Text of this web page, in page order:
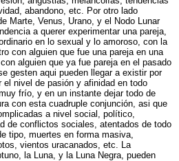
abandono, etc. Por otro lado
Marte, Venus, Urano, y el Nodo Lunar
a querer experimentar una pareja,
en lo sexual y lo amoroso, con la
con alguien que fue una pareja en una
alguien que ya fue pareja en el pasado
gesten aqui pueden llegar a existir por
el nivel de pasión y afinidad en todo
frío, y en un instante dejar todo de
con esta cuadruple conjunción, asi que
a nivel social, político,
de conflictos sociales, atentados de todo
tipo, muertes en forma masiva,
vientos uracanados, etc. La
la Luna, y la Luna Negra, pueden